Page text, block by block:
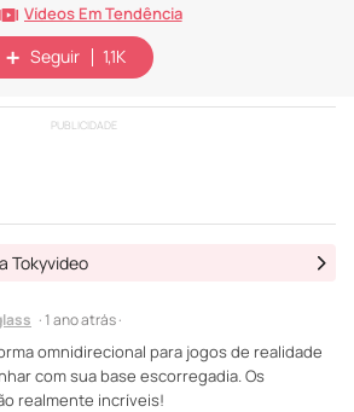
Vídeos Em Tendência
Seguir 1,1K
PUBLICIDADE
· 1 ano atrás ·
Tokyvideo
omnidirecional para jogos de realidade
com sua base escorregadia. Os
realmente incríveis!